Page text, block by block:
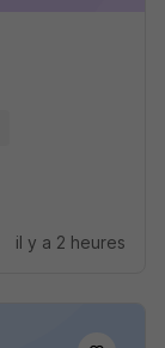
il y a 2 heures